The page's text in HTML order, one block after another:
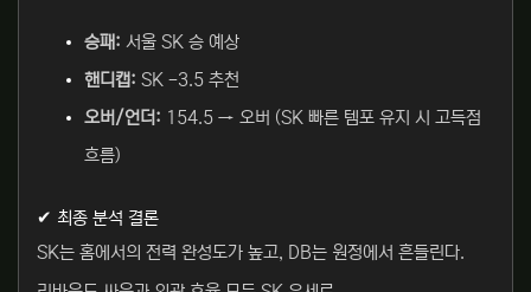
승패: 서울 SK 승 예상
핸디캡: SK -3.5 추천
오버/언더: 154.5 → 오버 (SK 빠른 템포 유지 시 고득점
흐름)
✔ 최종 분석 결론
SK는 홈에서의 전력 완성도가 높고, DB는 원정에서 흔들린다.